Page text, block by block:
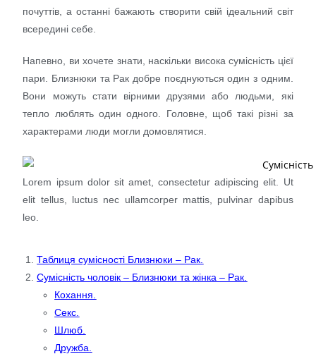
почуттів, а останні бажають створити свій ідеальний світ
всередині себе.
Напевно, ви хочете знати, наскільки висока сумісність цієї
пари. Близнюки та Рак добре поєднуються один з одним.
Вони можуть стати вірними друзями або людьми, які
тепло люблять один одного. Головне, щоб такі різні за
характерами люди могли домовлятися.
Lorem ipsum dolor sit amet, consectetur adipiscing elit. Ut
elit tellus, luctus nec ullamcorper mattis, pulvinar dapibus
leo.
Таблиця сумісності Близнюки – Рак.
Сумісність чоловік – Близнюки та жінка – Рак.
Кохання.
Секс.
Шлюб.
Дружба.